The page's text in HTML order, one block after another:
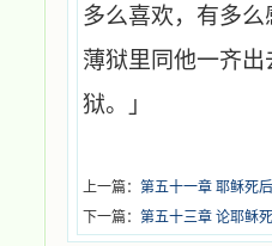
多么喜欢，有多
薄狱里同他一齐
狱。」
上一篇： 第五十一章 耶稣死
下一篇： 第五十三章 论耶稣